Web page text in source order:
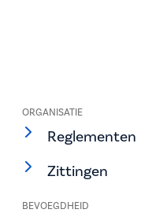
ORGANISATIE
Reglementen
Zittingen
BEVOEGDHEID